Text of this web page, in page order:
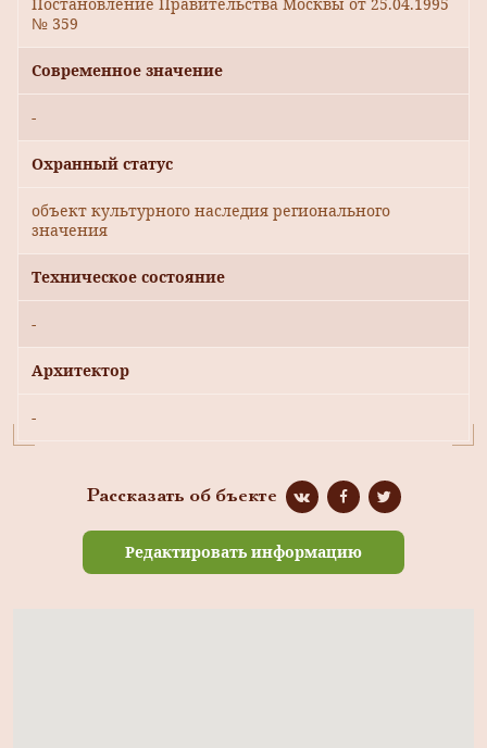
№ 359
Современное значение
-
Охранный статус
объект культурного наследия регионального
значения
Техническое состояние
-
Архитектор
-
Рассказать об бъекте
Редактировать информацию